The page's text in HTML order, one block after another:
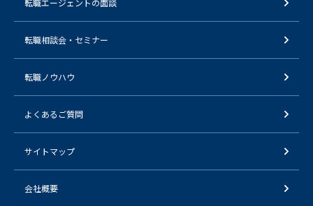
転職エージェントの面談
転職相談会・セミナー
転職ノウハウ
よくあるご質問
サイトマップ
会社概要